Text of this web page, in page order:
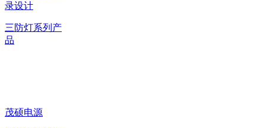
录设计
三防灯系列产
品
茂硕电源